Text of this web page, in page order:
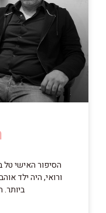
הסיפור האישי טל
ורואי, היה ילד